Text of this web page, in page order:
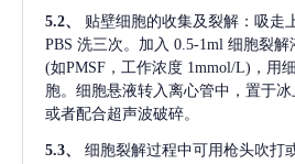
5.2、
贴壁细胞的收集及裂解：吸走
PBS 洗三次。加入 0.5-1ml 细胞裂
(如PMSF，工作浓度 1mmol/L)，用
胞。细胞悬液转入离心管中，置于冰
或者配合超声波破碎。
5.3、
细胞裂解过程中可用枪头吹打